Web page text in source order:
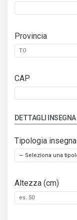
Provincia
CAP
DETTAGLI INSEGNA
Tipologia insegna
Altezza (cm)